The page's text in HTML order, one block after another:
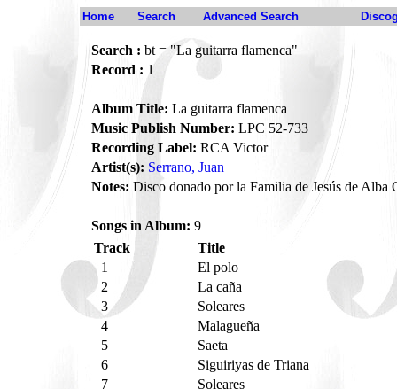
Home Search Advanced Search
Search : bt = "La guitarra flamenca"
Record : 1
Album Title: La guitarra flamenca
Music Publish Number: LPC 52-733
Recording Label: RCA Victor
Artist(s): Serrano, Juan
Notes: Disco donado por la Familia de Jesús de Alba
Songs in Album: 9
Track
Title
1
El polo
2
La caña
3
Soleares
4
Malagueña
5
Saeta
6
Siguiriyas de Triana
7
Soleares